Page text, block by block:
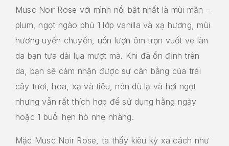
Musc Noir Rose với mình nổi bật nhất là mùi mận –
plum, ngọt ngào phủ 1 lớp vanilla và xạ hương, mùi
hương uyển chuyển, uốn lượn ôm trọn vuốt ve làn
da bạn tựa dải lụa mượt mà. Khi đã ổn định trên
da, bạn sẽ cảm nhận được sự cân bằng của trái
cây tươi, hoa, xạ và tiêu, nên dù lạ và hơi ngọt
nhưng vẫn rất thích hợp để sử dụng hằng ngày
hoặc 1 buổi hẹn hò nhẹ nhàng.
Mặc Musc Noir Rose, ta thấy kiêu kỳ xa cách như